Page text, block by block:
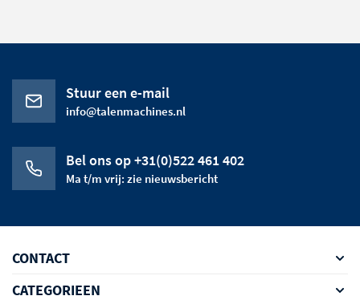
Stuur een e-mail
info@talenmachines.nl
Bel ons op +31(0)522 461 402
Ma t/m vrij: zie nieuwsbericht
CONTACT
CATEGORIEEN